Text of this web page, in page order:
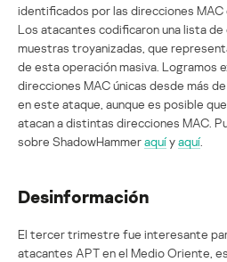
identificados por las direcciones
Los atacantes codificaron una lista de
muestras troyanizadas, que
de esta operación masiva. Logramos
direcciones MAC únicas desde más
en este ataque, aunque es posible
atacan a distintas direcciones MAC.
sobre ShadowHammeraquíyaquí.
Desinformación
El tercer trimestre fue interesante
atacantes APT en el Medio Oriente,